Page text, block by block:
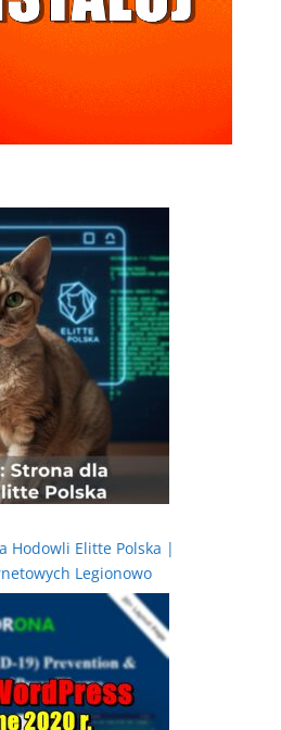
Hodowli Elitte Polska |
Legionowo